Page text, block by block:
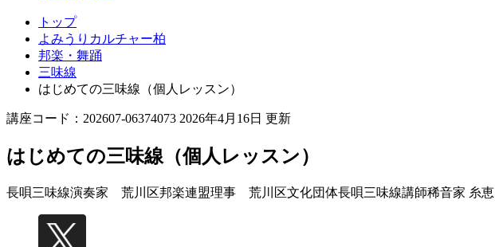
トップ
よみうりカルチャー柏
邦楽・舞踊
三味線
はじめての三味線（個人レッスン）
講座コード：202607-06374073 2026年4月16日 更新
はじめての三味線（個人レッスン）
長唄三味線演奏家 荒川区邦楽連盟理事 荒川区文化団体長唄三味線講師稀音家 糸恵